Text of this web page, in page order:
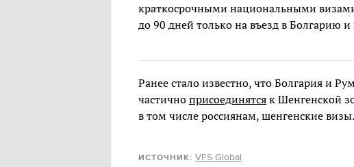
краткосрочными национальными
до 90 дней только на въезд в Болгарию
Ранее стало известно, что Болгария и
частичноприсоединятсяк Шенгенской
в том числе россиянам, шенгенские визы.
ИСТОЧНИК: VFS Global